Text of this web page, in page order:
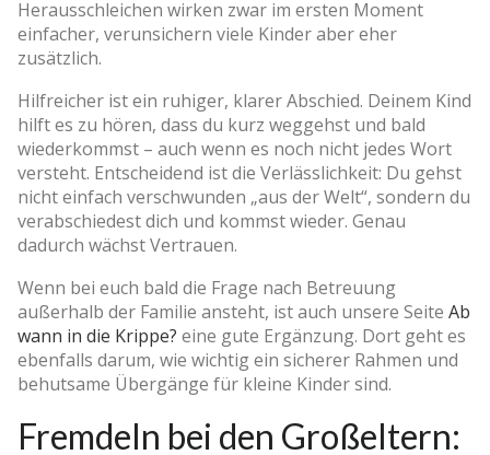
Herausschleichen wirken zwar im ersten Moment
einfacher, verunsichern viele Kinder aber eher
zusätzlich.
Hilfreicher ist ein ruhiger, klarer Abschied. Deinem Kind
hilft es zu hören, dass du kurz weggehst und bald
wiederkommst – auch wenn es noch nicht jedes Wort
versteht. Entscheidend ist die Verlässlichkeit: Du gehst
nicht einfach verschwunden „aus der Welt“, sondern du
verabschiedest dich und kommst wieder. Genau
dadurch wächst Vertrauen.
Wenn bei euch bald die Frage nach Betreuung
außerhalb der Familie ansteht, ist auch unsere Seite Ab
wann in die Krippe? eine gute Ergänzung. Dort geht es
ebenfalls darum, wie wichtig ein sicherer Rahmen und
behutsame Übergänge für kleine Kinder sind.
Fremdeln bei den Großeltern: